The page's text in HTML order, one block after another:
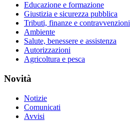
Educazione e formazione
Giustizia e sicurezza pubblica
Tributi, finanze e contravvenzioni
Ambiente
Salute, benessere e assistenza
Autorizzazioni
Agricoltura e pesca
Novità
Notizie
Comunicati
Avvisi